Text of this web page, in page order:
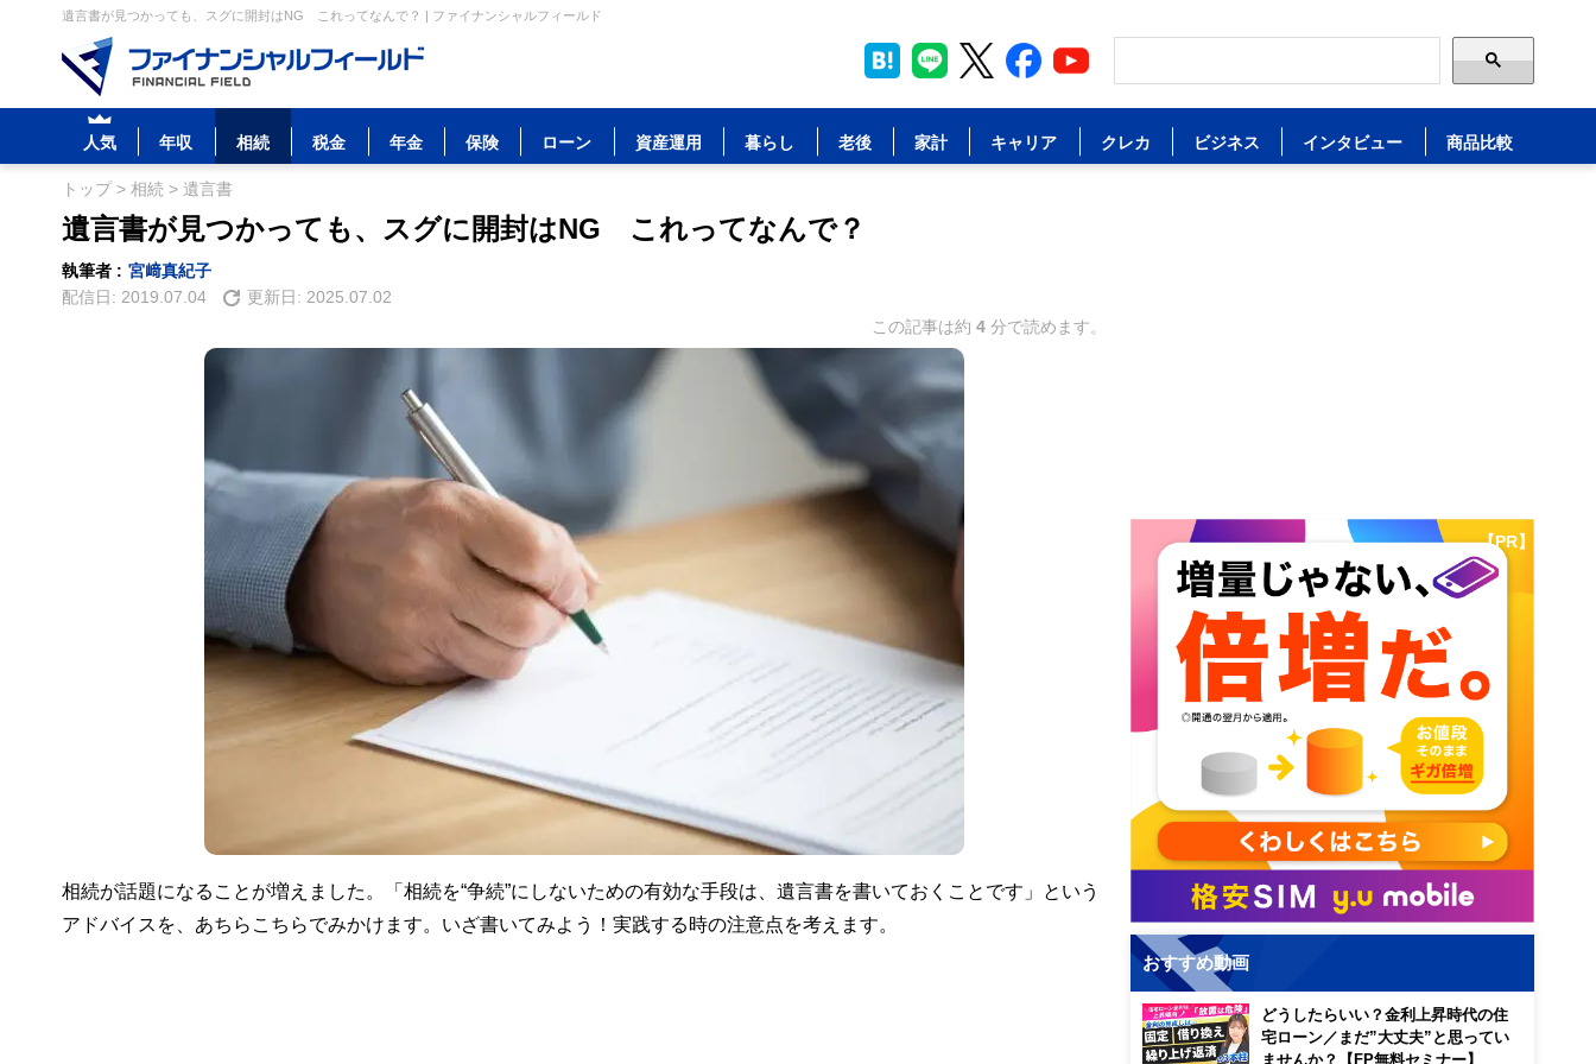
遺言書が見つかっても、スグに開封はNG これってなんで？ | ファイナンシャルフィールド
人気 年収 相続 税金 年金 保険 ローン 資産運用 暮らし 老後 家計 キャリア クレカ ビジネス インタビュー 商品比較
トップ> 相続 > 遺言書
遺言書が見つかっても、スグに開封はNG これってなんで？
執筆者 : 宮﨑真紀子
配信日: 2019.07.04 更新日: 2025.07.02
この記事は約 4 分で読めます。
相続が話題になることが増えました。「相続を“争続”にしないための有効な手段は、遺言書を書いておくことです」という
アドバイスを、あちらこちらでみかけます。いざ書いてみよう！実践する時の注意点を考えます。
【PR】
おすすめ動画
どうしたらいい？金利上昇時代の住
宅ローン／まだ”大丈夫”と思ってい
ませんか？【FP無料セミナー】